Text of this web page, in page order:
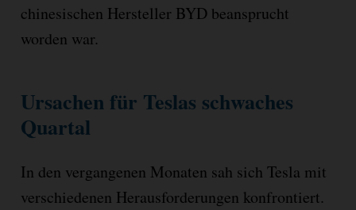
chinesischen Hersteller BYD beansprucht
worden war.
Ursachen für Teslas schwaches
Quartal
In den vergangenen Monaten sah sich Tesla mit
verschiedenen Herausforderungen konfrontiert.